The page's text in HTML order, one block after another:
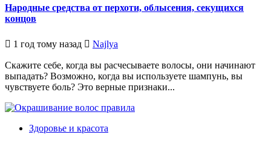
Народные средства от перхоти, облысения, секущихся
концов
1 год тому назад Najlya
Скажите себе, когда вы расчесываете волосы, они начинают
выпадать? Возможно, когда вы используете шампунь, вы
чувствуете боль? Это верные признаки...
Здоровье и красота